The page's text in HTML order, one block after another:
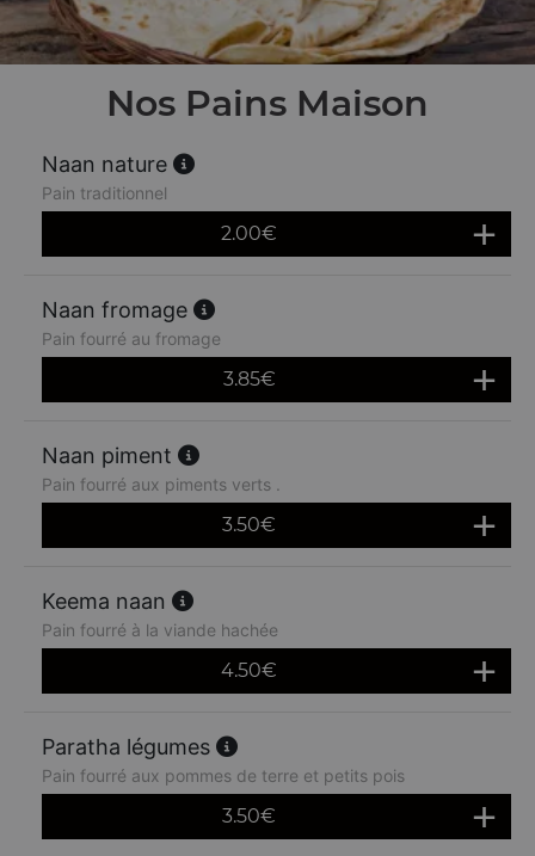
Nos Pains Maison
Naan nature
Pain traditionnel
2.00€
Naan fromage
Pain fourré au fromage
3.85€
Naan piment
Pain fourré aux piments verts .
3.50€
Keema naan
Pain fourré à la viande hachée
4.50€
Paratha légumes
Pain fourré aux pommes de terre et petits pois
3.50€